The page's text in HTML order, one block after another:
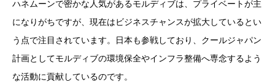
ハネムーンで密かな人気があるモルディブは、プライベートが主
になりがちですが、現在はビジネスチャンスが拡大しているとい
う点で注目されています。日本も参戦しており、クールジャパン
計画としてモルディブの環境保全やインフラ整備へ専念するよう
な活動に貢献しているのです。